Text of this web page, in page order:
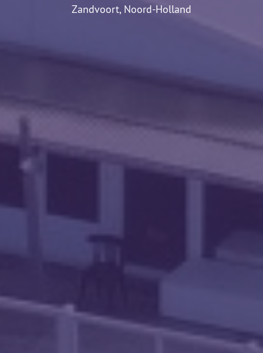
Zandvoort, Noord-Holland